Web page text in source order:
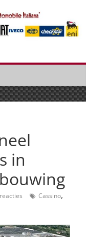
in
Cassino,